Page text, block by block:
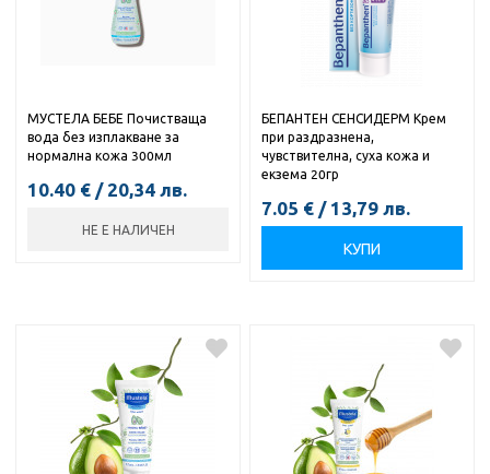
МУСТЕЛА БЕБЕ Почистваща
вода без изплакване за
нормална кожа 300мл
10.40 € / 20,34 лв.
НЕ Е НАЛИЧЕН
БЕПАНТЕН СЕНСИДЕРМ Крем
при раздразнена,
чувствителна, суха кожа и
екзема 20гр
7.05 € / 13,79 лв.
КУПИ